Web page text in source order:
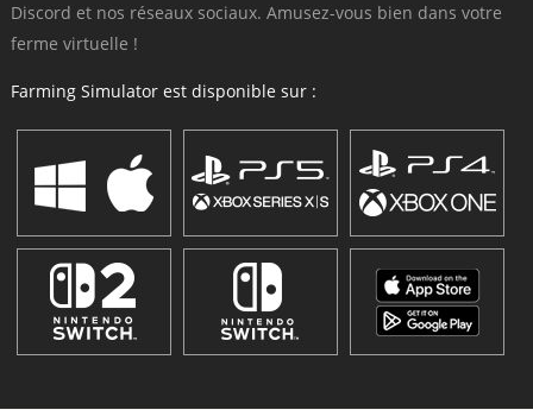
Discord et nos réseaux sociaux. Amusez-vous bien dans votre
ferme virtuelle !
Farming Simulator est disponible sur :